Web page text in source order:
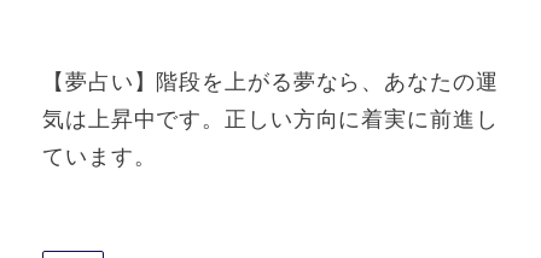
【夢占い】階段を上がる夢なら、あなたの運
気は上昇中です。正しい方向に着実に前進し
ています。